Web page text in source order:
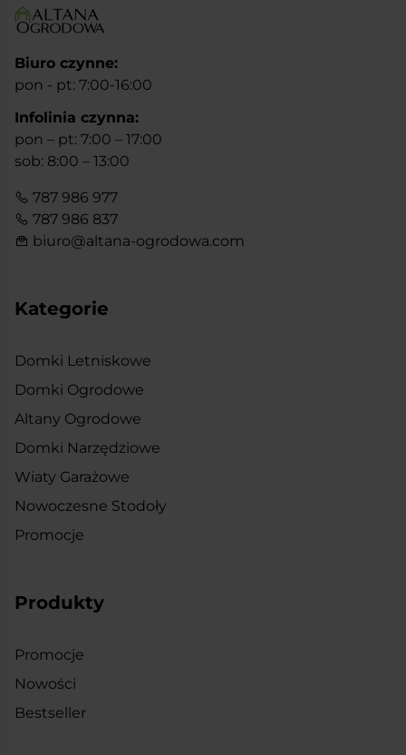
Biuro czynne:
pon - pt: 7:00-16:00
Infolinia czynna:
pon – pt: 7:00 – 17:00
sob: 8:00 – 13:00
787 986 977
787 986 837
biuro@altana-ogrodowa.com
Kategorie
Domki Letniskowe
Domki Ogrodowe
Altany Ogrodowe
Domki Narzędziowe
Wiaty Garażowe
Nowoczesne Stodoły
Promocje
Produkty
Promocje
Nowości
Bestseller